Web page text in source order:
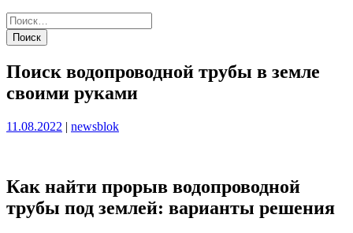
Поиск водопроводной трубы в земле
своими руками
Опубликовано
11.08.2022 | Опубликовано
newsblok
Как найти прорыв водопроводной
трубы под землей: варианты решения